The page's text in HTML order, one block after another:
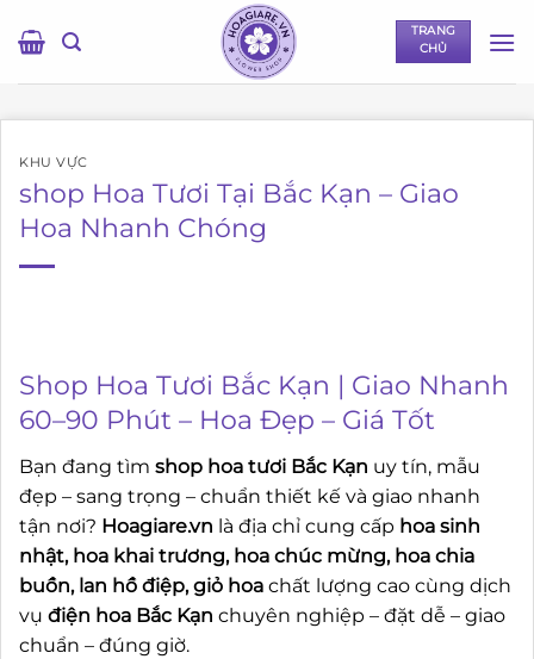
qua
TRANG
CHỦ
KHU VỰC
shop Hoa Tươi Tại Bắc Kạn – Giao
Hoa Nhanh Chóng
Shop Hoa Tươi Bắc Kạn | Giao Nhanh
60–90 Phút – Hoa Đẹp – Giá Tốt
Bạn đang tìm shop hoa tươi Bắc Kạn uy tín, mẫu
đẹp – sang trọng – chuẩn thiết kế và giao nhanh
tận nơi? Hoagiare.vn là địa chỉ cung cấp hoa sinh
nhật, hoa khai trương, hoa chúc mừng, hoa chia
buồn, lan hồ điệp, giỏ hoa chất lượng cao cùng dịch
vụ điện hoa Bắc Kạn chuyên nghiệp – đặt dễ – giao
chuẩn – đúng giờ.